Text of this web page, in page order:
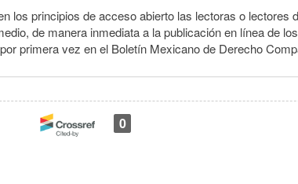
los principios de acceso abierto las lectoras o
de manera inmediata a la publicación en línea de
primera vez en el Boletín Mexicano de Derecho
0